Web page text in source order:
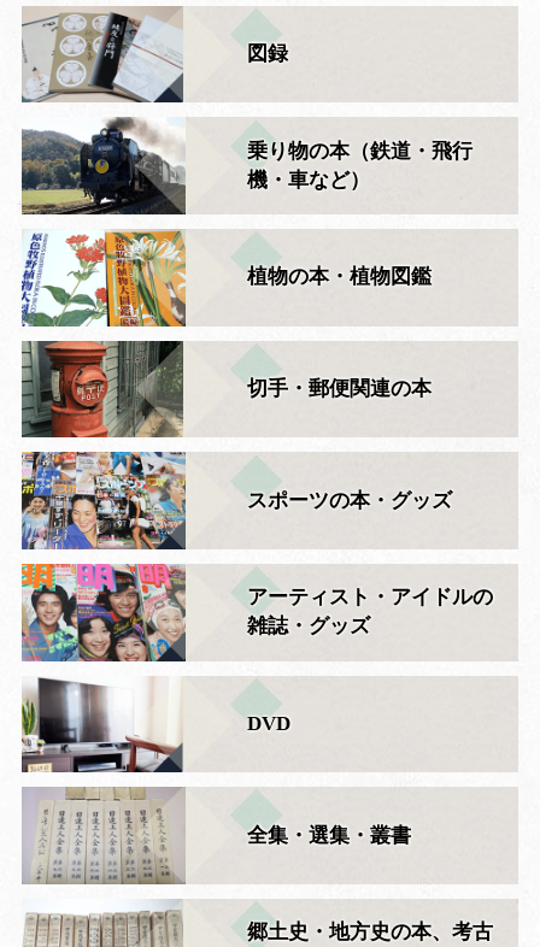
図録
乗り物の本（鉄道・飛行
機・車など）
植物の本・植物図鑑
切手・郵便関連の本
スポーツの本・グッズ
アーティスト・アイドルの
雑誌・グッズ
DVD
全集・選集・叢書
郷土史・地方史の本、考古